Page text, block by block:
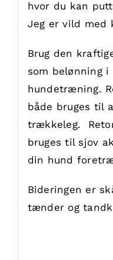
hvor du kan
Jeg er vild med
Brug den
som belønning i
hundetræning.
både bruges til
trækkeleg.
bruges til sjov
din hund
Bideringen er
tænder og